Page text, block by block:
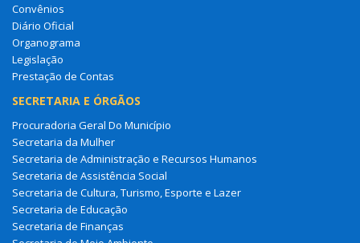
Convênios
Diário Oficial
Organograma
Legislação
Prestação de Contas
SECRETARIA E ÓRGÃOS
Procuradoria Geral Do Município
Secretaria da Mulher
Secretaria de Administração e Recursos Humanos
Secretaria de Assistência Social
Secretaria de Cultura, Turismo, Esporte e Lazer
Secretaria de Educação
Secretaria de Finanças